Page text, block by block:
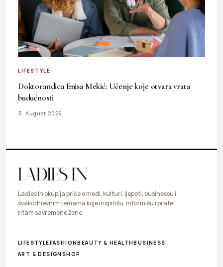
LIFESTYLE
Doktorandica Enisa Mekić: Učenje koje otvara vrata
budućnosti
3. August 2026.
Ladies In okuplja priče o modi, kulturi, ljepoti, businessu i
svakodnevnim temama koje inspirišu, informišu i prate
ritam savremene žene.
LIFESTYLEFASHIONBEAUTY & HEALTHBUSINESS
ART & DESIGN SHOP